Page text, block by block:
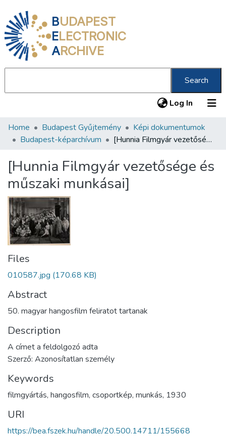
BUDAPEST
ELECTRONIC
ARCHIVE
Search
Log In (current)
Communities & Collections
Statistics
About us
Home Budapest Gyűjtemény
Képi dokumentumok
Budapest-képarchívum
[Hunnia Filmgyár vezetősége és műszaki munkásai]
[Hunnia Filmgyár vezetősége és
műszaki munkásai]
Files
010587.jpg (170.68 KB)
Abstract
50. magyar hangosfilm feliratot tartanak
Description
A címet a feldolgozó adta
Szerző: Azonosítatlan személy
Keywords
filmgyártás, hangosfilm, csoportkép, munkás, 1930
URI
https://bea.fszek.hu/handle/20.500.14711/155668